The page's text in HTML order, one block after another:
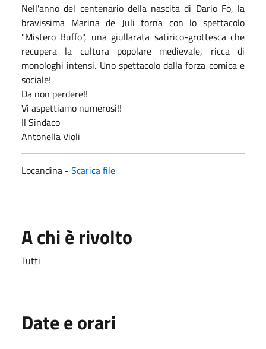
Nell'anno del centenario della nascita di Dario Fo, la
bravissima Marina de Juli torna con lo spettacolo
"Mistero Buffo", una giullarata satirico-grottesca che
recupera la cultura popolare medievale, ricca di
monologhi intensi. Uno spettacolo dalla forza comica e
sociale!
Da non perdere!!
Vi aspettiamo numerosi!!
Il Sindaco
Antonella Violi
Locandina - Scarica file
A chi è rivolto
Tutti
Date e orari